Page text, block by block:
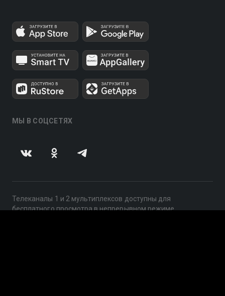
МЫ В СОЦСЕТЯХ
Телеканалы 1 и 2 мультиплексов доступны для
бесплатного просмотра в непрерывном режиме,